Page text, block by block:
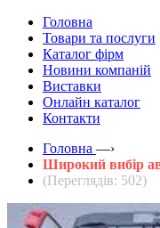
Головна
Товари та послуги
Каталог фірм
Новини компаній
Виставки
Онлайн каталог
Контакти
Головна —›
Широкий вибір
(Переглядів: 502)